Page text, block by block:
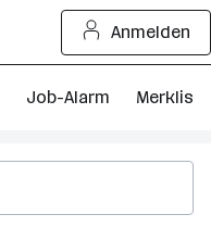
Anmelden
Job-Alarm Merkliste